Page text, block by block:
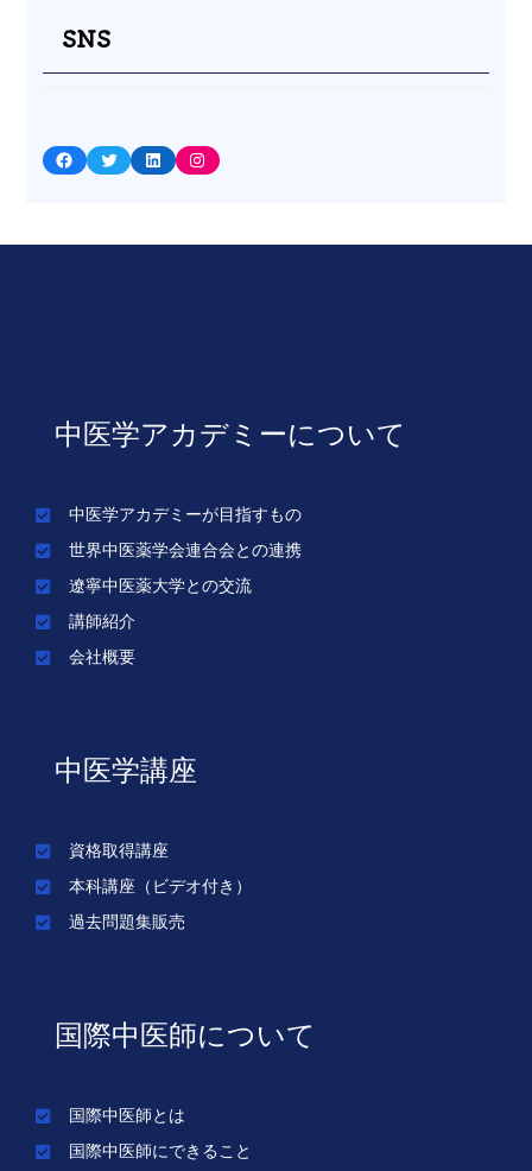
SNS
Facebook Twitter LinkedIn Instagram
中医学アカデミーについて
中医学アカデミーが目指すもの
世界中医薬学会連合会との連携
遼寧中医薬大学との交流
講師紹介
会社概要
中医学講座
資格取得講座
本科講座（ビデオ付き）
過去問題集販売
国際中医師について
国際中医師とは
国際中医師にできること